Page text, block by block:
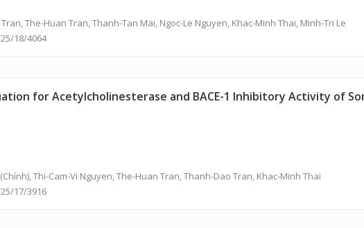
The-Huan Tran, Thanh-Tan Mai, Ngoc-Le Nguyen, Khac-Minh Thai, Minh-Tri Le
18/4064
for Acetylcholinesterase and BACE-1 Inhibitory Activity of
Thi-Cam-Vi Nguyen,The-Huan Tran, Thanh-Dao Tran, Khac-Minh Thai
17/3916